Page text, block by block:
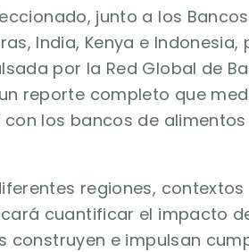
junto a los
India, Kenya e Indonesia,
por la Red Global de
reporte completo que
los bancos de
regiones, contextos
cuantificar el impacto
construyen e impulsan